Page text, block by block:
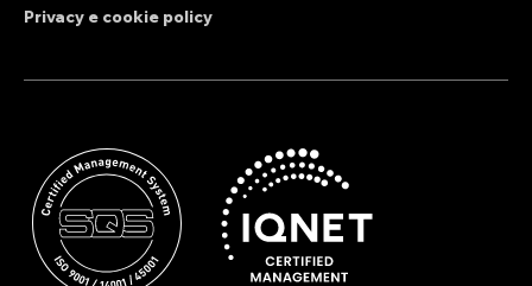
Privacy e cookie policy